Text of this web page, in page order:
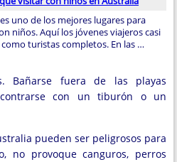
uno de los mejores lugares para
niños. Aquí los jóvenes viajeros casi
turistas completos. En las …
Bañarse fuera de las playas
con un tiburón o un
pueden ser peligrosos para
no provoque canguros, perros